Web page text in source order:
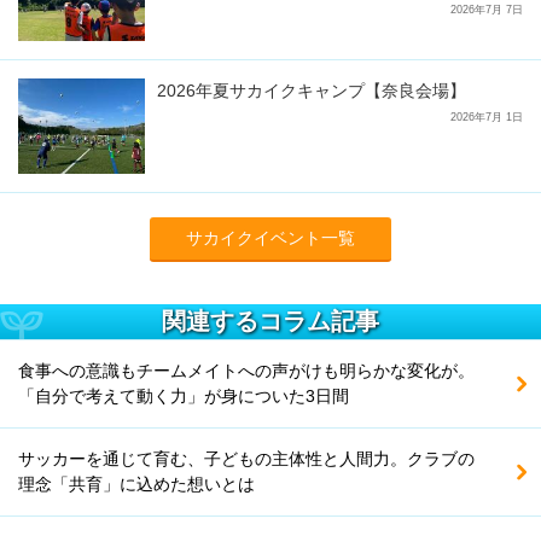
2026年7月 7日
2026年夏サカイクキャンプ【奈良会場】
2026年7月 1日
サカイクイベント一覧
関連するコラム記事
食事への意識もチームメイトへの声がけも明らかな変化が。
「自分で考えて動く力」が身についた3日間
サッカーを通じて育む、子どもの主体性と人間力。クラブの
理念「共育」に込めた想いとは